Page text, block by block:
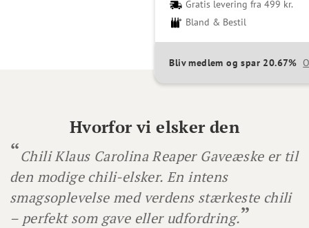
Gratis levering fra 499 kr.
Bland & Bestil
Bliv medlem og spar 20.67%
Hvorfor vi elsker den
Chili Klaus Carolina Reaper Gaveæske er til
den modige chili-elsker. En intens
smagsoplevelse med verdens stærkeste chili
– perfekt som gave eller udfordring.